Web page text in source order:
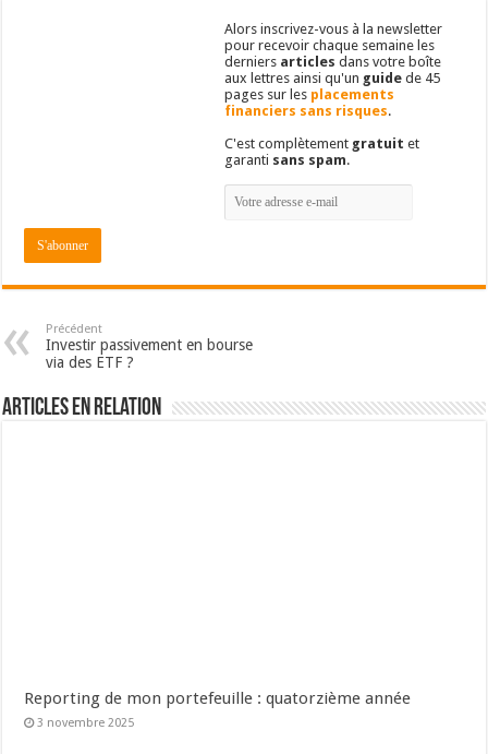
Alors inscrivez-vous à la newsletter
pour recevoir chaque semaine les
derniers articles dans votre boîte
aux lettres ainsi qu'un guide de 45
pages sur les placements
financiers sans risques.
C'est complètement gratuit et
garanti sans spam.
Précédent
Investir passivement en bourse
via des ETF ?
Articles en relation
Reporting de mon portefeuille : quatorzième année
3 novembre 2025